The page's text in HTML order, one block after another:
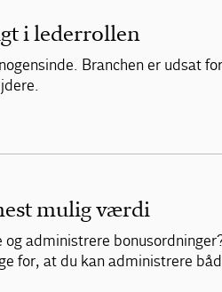
i lederrollen
Branchen er udsat
mulig værdi
administrere
for, at du kan administrere